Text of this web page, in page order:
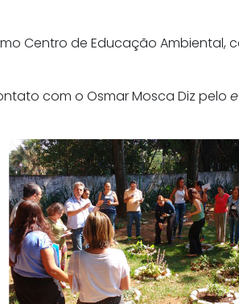
Centro de Educação Ambiental,
com o Osmar Mosca Diz pelo